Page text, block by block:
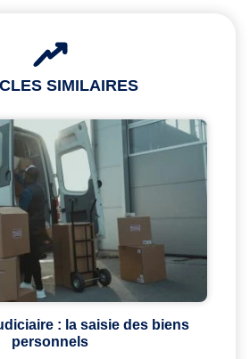
SIMILAIRES
: la saisie des biens
personnels